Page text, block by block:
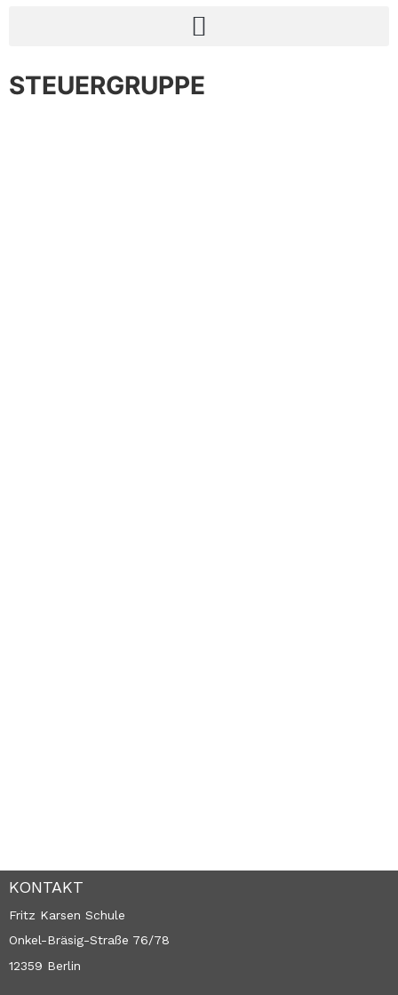
STEUERGRUPPE
KONTAKT
Fritz Karsen Schule
Onkel-Bräsig-Straße 76/78
12359 Berlin